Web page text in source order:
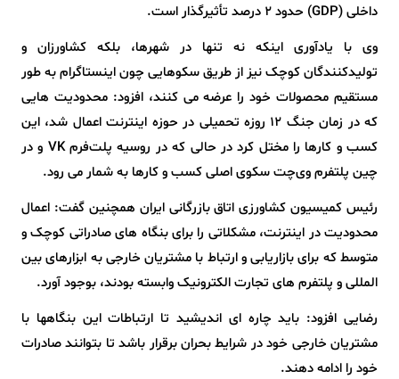
داخلی (GDP) حدود ۲ درصد تأثیرگذار است.
وی با یادآوری اینکه نه تنها در شهرها، بلکه کشاورزان و
تولیدکنندگان کوچک نیز از طریق سکوهایی چون اینستاگرام به طور
مستقیم محصولات خود را عرضه می کنند، افزود: محدودیت هایی
که در زمان جنگ ۱۲ روزه تحمیلی در حوزه اینترنت اعمال شد، این
کسب و کارها را مختل کرد در حالی که در روسیه پلت‌فرم VK و در
چین پلتفرم وی‌چت سکوی اصلی کسب و کارها به شمار می رود.
رئیس کمیسیون کشاورزی اتاق بازرگانی ایران همچنین گفت: اعمال
محدودیت در اینترنت، مشکلاتی را برای بنگاه‌ های صادراتی کوچک و
متوسط که برای بازاریابی و ارتباط با مشتریان خارجی به ابزارهای بین‌
المللی و پلتفرم‌ های تجارت الکترونیک وابسته بودند، بوجود آورد.
رضایی افزود: باید چاره ای اندیشید تا ارتباطات این بنگاهها با
مشتریان خارجی خود در شرایط بحران برقرار باشد تا بتوانند صادرات
خود را ادامه دهند.